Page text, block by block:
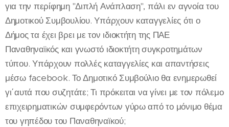
για την περίφημη "Διπλή Ανάπλαση", πάλι εν αγνοία του
Δημοτικού Συμβουλίου. Υπάρχουν καταγγελίες ότι ο
Δήμος τα έχει βρει με τον ιδιοκτήτη της ΠΑΕ
Παναθηναϊκός και γνωστό ιδιοκτήτη συγκροτημάτων
τύπου. Υπάρχουν πολλές καταγγελίες και απαντήσεις
μέσω facebook. Το Δημοτικό Συμβούλιο θα ενημερωθεί
γι΄αυτά που συζητάτε; Τι πρόκειται να γίνει με τον πόλεμο
επιχειρηματικών συμφερόντων γύρω από το μόνιμο θέμα
του γηπέδου του Παναθηναϊκού;